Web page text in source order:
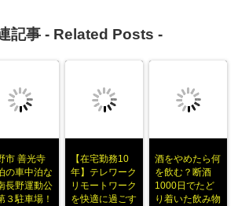
記事 - Related Posts -
市 善光寺
の車中泊な
長野運動公
３駐車場！
【在宅勤務10
年】テレワーク
リモートワーク
を快適に過ごす
酒をやめたら何
を飲む？断酒
1000日でたど
り着いた飲み物